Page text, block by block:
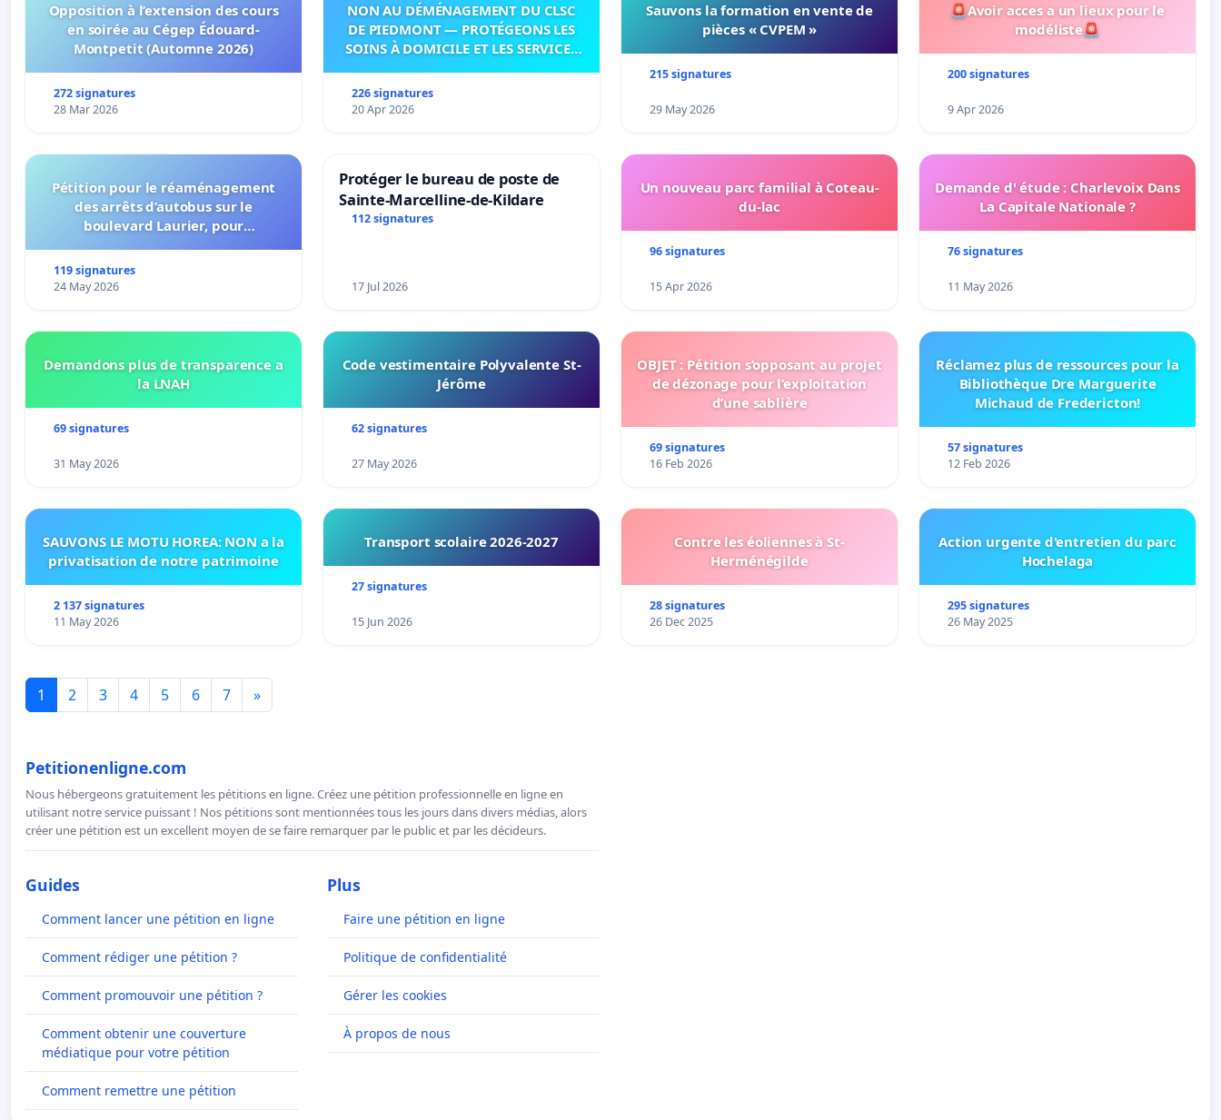
Opposition à l’extension des cours
en soirée au Cégep Édouard-
Montpetit (Automne 2026)
272 signatures
28 Mar 2026
NON AU DÉMÉNAGEMENT DU CLSC
DE PIEDMONT — PROTÉGEONS LES
SOINS À DOMICILE ET LES SERVICES
226 signatures
20 Apr 2026
Sauvons la formation en vente de
pièces « CVPEM »
215 signatures
29 May 2026
🚨Avoir acces a un lieux pour le
modéliste🚨
200 signatures
9 Apr 2026
Pétition pour le réaménagement
des arrêts d’autobus sur le
boulevard Laurier, pour
connexion 805-802 à établir
119 signatures
24 May 2026
Protéger le bureau de poste de
Sainte-Marcelline-de-Kildare
112 signatures
17 Jul 2026
Un nouveau parc familial à Coteau-
du-lac
96 signatures
15 Apr 2026
Demande d' étude : Charlevoix Dans
La Capitale Nationale ?
76 signatures
11 May 2026
Demandons plus de transparence a
la LNAH
69 signatures
31 May 2026
Code vestimentaire Polyvalente St-
Jérôme
62 signatures
27 May 2026
OBJET : Pétition s’opposant au projet
de dézonage pour l’exploitation
d’une sablière
69 signatures
16 Feb 2026
Réclamez plus de ressources pour la
Bibliothèque Dre Marguerite
Michaud de Fredericton!
57 signatures
12 Feb 2026
SAUVONS LE MOTU HOREA: NON a la
privatisation de notre patrimoine
2 137 signatures
11 May 2026
Transport scolaire 2026-2027
27 signatures
15 Jun 2026
Contre les éoliennes à St-
Herménégilde
28 signatures
26 Dec 2025
Action urgente d'entretien du parc
Hochelaga
295 signatures
26 May 2025
1 2 3 4 5 6 7 »
Petitionenligne.com
Nous hébergeons gratuitement les pétitions en ligne. Créez une pétition professionnelle en ligne en
utilisant notre service puissant ! Nos pétitions sont mentionnées tous les jours dans divers médias, alors
créer une pétition est un excellent moyen de se faire remarquer par le public et par les décideurs.
Guides
Comment lancer une pétition en ligne
Comment rédiger une pétition ?
Comment promouvoir une pétition ?
Comment obtenir une couverture
médiatique pour votre pétition
Comment remettre une pétition
Plus
Faire une pétition en ligne
Politique de confidentialité
Gérer les cookies
À propos de nous